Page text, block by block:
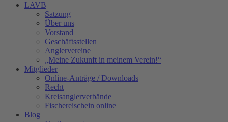
LAVB
Satzung
Über uns
Vorstand
Geschäftsstellen
Anglervereine
„Meine Zukunft in meinem Verein!“
Mitglieder
Online-Anträge / Downloads
Recht
Kreisanglerverbände
Fischereischein online
Blog